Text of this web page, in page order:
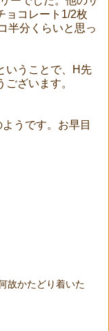
ョコレート1/2枚
半分くらいと思っ
いうことで、H先
ざいます。
うです。お早目
故かたどり着いた